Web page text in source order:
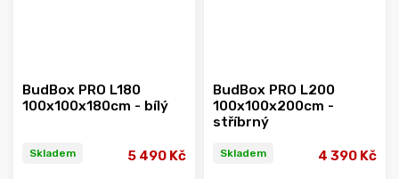
BudBox PRO L180
100x100x180cm - bílý
Skladem 5 490 Kč
BudBox PRO L200
100x100x200cm -
stříbrný
Skladem 4 390 Kč